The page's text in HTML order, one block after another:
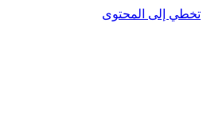
تخطي إلى المحتوى